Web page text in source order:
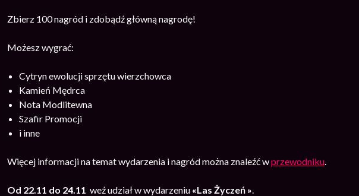
Zbierz 100 nagród i zdobądź główną nagrodę!
Możesz wygrać:
Cytryn ewolucji sprzętu wierzchowca
Kamień Mędrca
Nota Modlitewna
Szafir Promocji
i inne
Więcej informacji na temat wydarzenia i nagród można znaleźć wprzewodniku.
Od 22.11 do 24.11 weź udział w wydarzeniu «Las Życzeń ».